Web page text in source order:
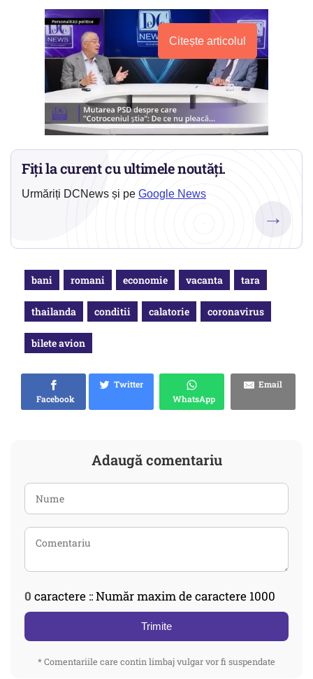
Citește articolul
Fiți la curent cu ultimele noutăți.
Urmăriți DCNews și pe Google News
→
bani romani economie vacanta tara
thailanda conditii calatorie coronavirus
bilete avion
Facebook
Twitter
WhatsApp
Email
Adaugă comentariu
0 caractere :: Număr maxim de caractere 1000
Trimite
* Comentariile care contin limbaj vulgar vor fi suspendate